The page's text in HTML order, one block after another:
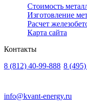
Стоимость
Изготовление
Расчет
Карта сайта
Контакты
8 (812) 40-99-888 8 (495)
info@kvant-energy.ru